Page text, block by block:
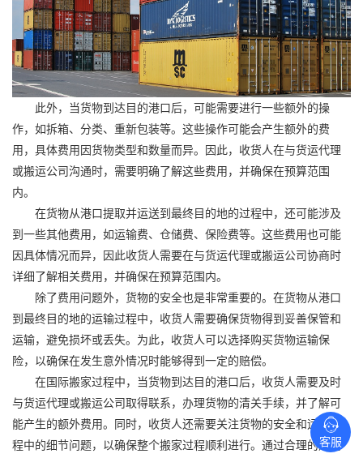
此外，当货物到达目的港口后，可能需要进行一些额外的操
作，如拆箱、分类、重新包装等。这些操作可能会产生额外的费
用，具体费用因货物类型和数量而异。因此，收货人在与货运代理
或搬运公司沟通时，需要明确了解这些费用，并确保在预算范围
内。
在货物从港口提取并运送到最终目的地的过程中，还可能涉及
到一些其他费用，如运输费、仓储费、保险费等。这些费用也可能
因具体情况而异，因此收货人需要在与货运代理或搬运公司协商时
详细了解相关费用，并确保在预算范围内。
除了费用问题外，货物的安全也是非常重要的。在货物从港口
到最终目的地的运输过程中，收货人需要确保货物得到妥善保管和
运输，避免损坏或丢失。为此，收货人可以选择购买货物运输保
险，以确保在发生意外情况时能够得到一定的赔偿。
在国际搬家过程中，当货物到达目的港口后，收货人需要及时
与货运代理或搬运公司取得联系，办理货物的清关手续，并了解可
能产生的额外费用。同时，收货人还需要关注货物的安全和运输过
程中的细节问题，以确保整个搬家过程顺利进行。通过合理的规划
客服